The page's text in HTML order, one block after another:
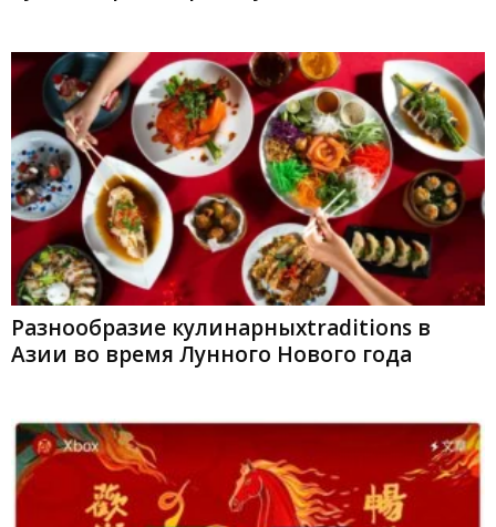
Разнообразие кулинарныхtraditions в
Азии во время Лунного Нового года